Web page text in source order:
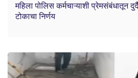
महिला पोलिस कर्मचाऱ्याशी प्रेमसंबंधातून
टोकाचा निर्णय